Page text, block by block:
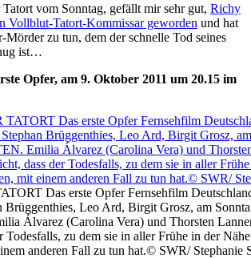
Tatort vom Sonntag, gefällt mir sehr gut, Richy
Vollblut-Tatort-Kommissar geworden und hat
Mörder zu tun, dem der schnelle Tod seines
ist…
Opfer, am 9. Oktober 2011 um 20.15 im
Das erste Opfer Fernsehfilm
Brüggenthies, Leo Ard, Birgit Grosz, am
Álvarez (Carolina Vera) und Thorsten
Todesfalls, zu dem sie in aller Frühe in der
anderen Fall zu tun hat.© SWR/ Stephanie